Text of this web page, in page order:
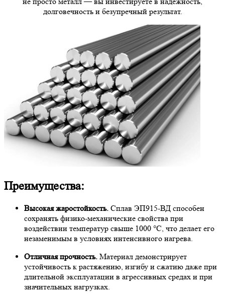
долговечность и безупречный результат.
Преимущества:
Высокая жаростойкость. Сплав ЭП915-ВД способен
сохранять физико-механические свойства при
воздействии температур свыше 1000 °C, что делает его
незаменимым в условиях интенсивного нагрева.
Отличная прочность. Материал демонстрирует
устойчивость к растяжению, изгибу и сжатию даже при
длительной эксплуатации в агрессивных средах и при
значительных нагрузках.